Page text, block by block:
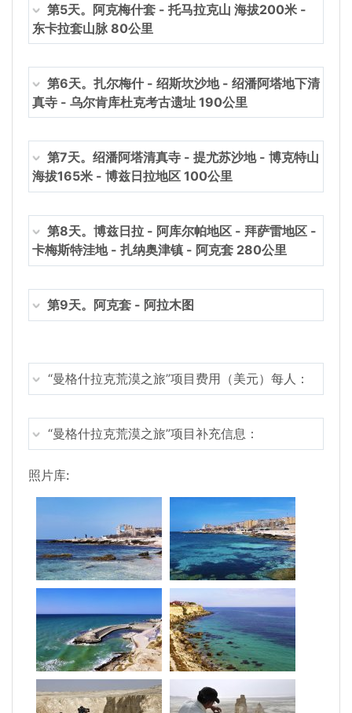
第5天。阿克梅什套 - 托马拉克山 海拔200米 -
东卡拉套山脉 80公里
第6天。扎尔梅什 - 绍斯坎沙地 - 绍潘阿塔地下清
真寺 - 乌尔肯库杜克考古遗址 190公里
第7天。绍潘阿塔清真寺 - 提尤苏沙地 - 博克特山
海拔165米 - 博兹日拉地区 100公里
第8天。博兹日拉 - 阿库尔帕地区 - 拜萨雷地区 -
卡梅斯特洼地 - 扎纳奥津镇 - 阿克套 280公里
第9天。阿克套 - 阿拉木图
“曼格什拉克荒漠之旅”项目费用（美元）每人：
“曼格什拉克荒漠之旅”项目补充信息：
照片库: